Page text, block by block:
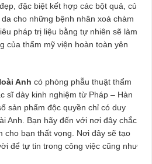
đặc biệt kết hợp các bột quả, củ
cho những bệnh nhân xoá chàm
pháp trị liệu bằng tự nhiên sẽ làm
của thẩm mỹ viện hoàn toàn yên
Anh có phòng phẫu thuật thẩm
sĩ dày kinh nghiệm từ Pháp – Hàn
sản phẩm độc quyền chỉ có duy
Anh. Bạn hãy đến với nơi đây chắc
cho bạn thất vọng. Nơi đây sẽ tạo
để tự tin trong công việc cũng như